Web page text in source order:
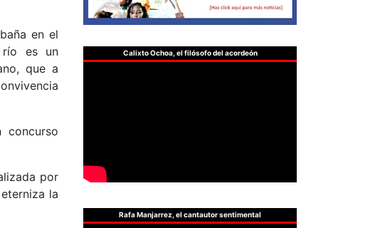
en el
río es un
que a
por
la
Calixto Ochoa, el filósofo del acordeón
Rafa Manjarrez, el cantautor sentimental